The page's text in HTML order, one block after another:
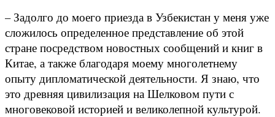
– Задолго до моего приезда в Узбекистан у меня уже
сложилось определенное представление об этой
стране посредством новостных сообщений и книг в
Китае, а также благодаря моему многолетнему
опыту дипломатической деятельности. Я знаю, что
это древняя цивилизация на Шелковом пути с
многовековой историей и великолепной культурой.